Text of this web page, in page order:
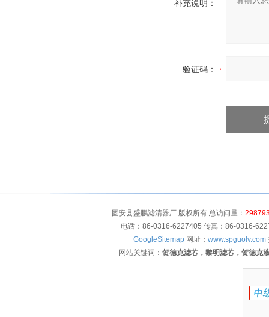
补充说明：
验证码：
固安县盛鹏滤清器厂 版权所有 总访问量：
电话：86-0316-6227405 传真：86-0316-
GoogleSitemap网址： www.spguolv.com
网站关键词： 贺德克滤芯，黎明滤芯，贺德克